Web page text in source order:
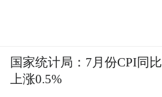
国家统计局：7月份CPI同比
上涨0.5%